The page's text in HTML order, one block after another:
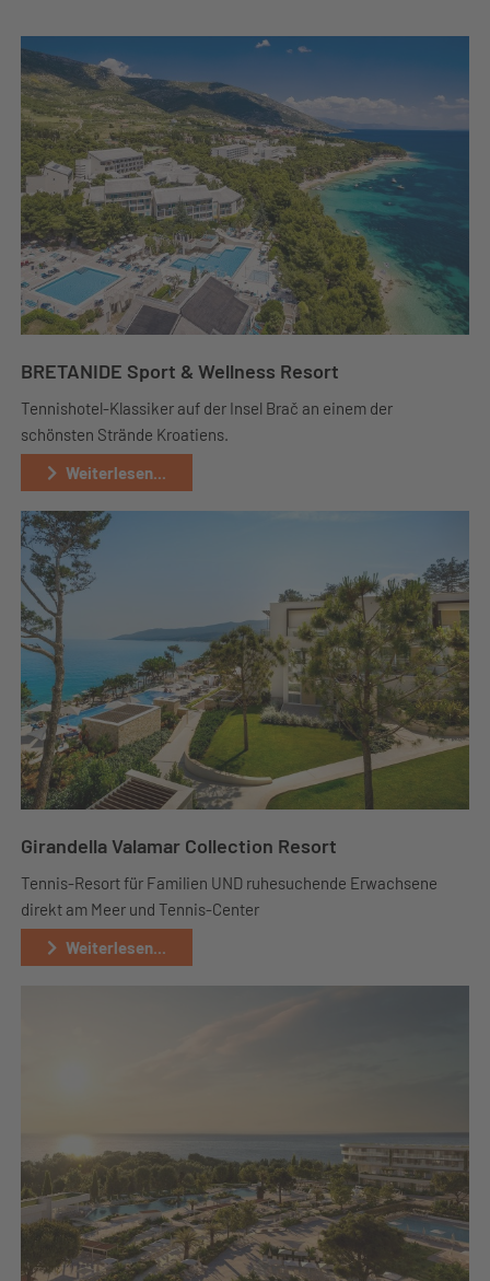
BRETANIDE Sport & Wellness Resort
Tennishotel-Klassiker auf der Insel Brač an einem der
schönsten Strände Kroatiens.
Weiterlesen...
Girandella Valamar Collection Resort
Tennis-Resort für Familien UND ruhesuchende Erwachsene
direkt am Meer und Tennis-Center
Weiterlesen...